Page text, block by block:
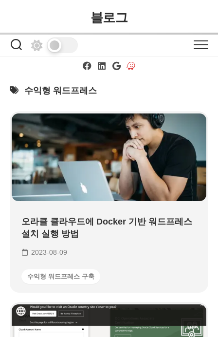
블로그
수익형 워드프레스
오라클 클라우드에 Docker 기반 워드프레스
설치 실행 방법
2023-08-09
수익형 워드프레스 구축